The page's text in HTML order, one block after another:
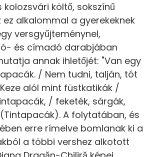
kolozsvári költő, sokszínű
alkalommal a gyerekeknek
versgyűjteménynel,
és címadó darabjában
annak ihletőjét: "Van egy
/ Nem tudni, talján, tót
alól mint füstkatikák /
/ feketék, sárgák,
A folytatában, és
erre rímelve bomlanak ki a
a többi vershez alkotott